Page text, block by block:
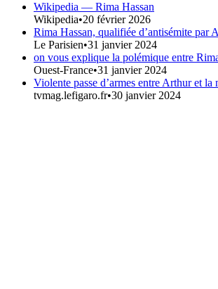
Wikipedia — Rima Hassan
Wikipedia•20 février 2026
Rima Hassan, qualifiée d’antisémite par
Le Parisien•31 janvier 2024
on vous explique la polémique entre
Ouest-France•31 janvier 2024
Violente passe d’armes entre Arthur et
tvmag.lefigaro.fr•30 janvier 2024